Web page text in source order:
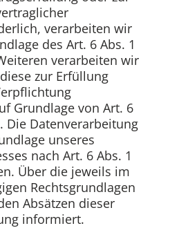
verarbeiten wir
des Art. 6 Abs. 1
verarbeiten wir
zur Erfüllung
Grundlage von Art. 6
Die Datenverarbeitung
unseres
nach Art. 6 Abs. 1
Über die jeweils im
Rechtsgrundlagen
Absätzen dieser
informiert.